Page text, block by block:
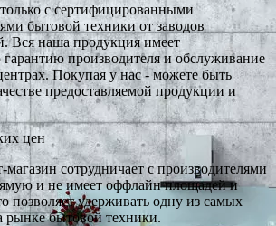
с сертифицированными
бытовой техники от заводов
Вся наша продукция имеет
производителя и обслуживание
Покупая у нас - можете быть
предоставляемой продукции и
цен
сотрудничает с производителями
и не имеет оффлайн площадей и
позволяет удерживать одну из самых
рынке бытовой техники.